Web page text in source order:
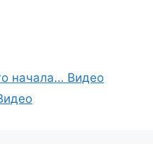
начала… Видео